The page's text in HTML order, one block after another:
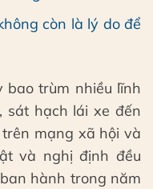
còn là lý do để
trùm nhiều lĩnh
sát hạch lái xe đến
mạng xã hội và
và nghị định đều
hành trong năm